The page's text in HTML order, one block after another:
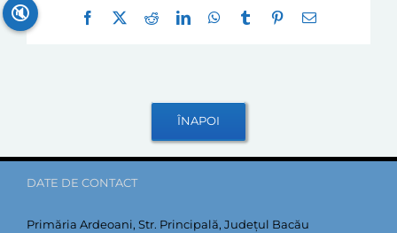
Facebook
RedditLinkedInWhatsApp
Tumblr Pinterest
E-
DATE DE CONTACT
Primăria Ardeoani, Str. Principală, Județul Bacău
🔇